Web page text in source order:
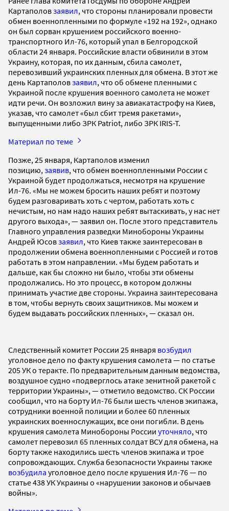
Картаполовзаявил, что стороны планировали провести
обмен военнопленными по формуле «192 на 192», однако
он был сорван крушением российского военно-
транспортного Ил-76, который упал в Белгородской
области 24 января. Российские власти обвинили в этом
Украину, которая, по их данным, сбила самолет,
перевозивший украинских пленных для обмена. В этот же
день Картаполовзаявил, что об обмене пленными с
Украиной после крушения военного самолета не может
идти речи. Он возложил вину за авиакатастрофу на Киев,
указав, что самолет «был сбит тремя ракетами»,
выпущенными либо ЗРК Patriot, либо ЗРК IRIS-T.
Материал по теме
Позже, 25 января, Картаполов изменил
позицию, заявив, что обмен военнопленными России с
Украиной будет продолжаться, несмотря на крушение
Ил-76. «Мы не можем бросить наших ребят и поэтому
будем разговаривать хоть с чертом, работать хоть с
нечистым, но нам надо наших ребят вытаскивать, у нас нет
другого выхода», — заявил он. После этого представитель
Главного управления разведки Минобороны Украины
Андрей Юсовзаявил, что Киев также заинтересован в
продолжении обмена военнопленными с Россией и готов
работать в этом направлении. «Мы будем работать и
дальше, как бы сложно ни было, чтобы эти обмены
продолжались. Но это процесс, в котором должны
принимать участие две стороны. Украина заинтересована
в том, чтобы вернуть своих защитников. Мы можем и
будем выдавать российских пленных», — сказал он.
Следственный комитет России 25 января возбудил
уголовное дело по факту крушения самолета — по статье
205 УК о теракте. По предварительным данным ведомства,
воздушное судно «подверглось атаке зенитной ракетой с
территории Украины», — отметило ведомство. СК России
сообщил, что на борту Ил-76 были шесть членов экипажа,
сотрудники военной полиции и более 60 пленных
украинских военнослужащих, все они погибли. В день
крушения самолета Минобороны России уточняло, что
самолет перевозил 65 пленных солдат ВСУ для обмена, на
борту также находились шесть членов экипажа и трое
сопровождающих. Служба безопасности Украины также
возбудила уголовное дело после крушения Ил-76 — по
статье 438 УК Украины о «нарушении законов и обычаев
войны».